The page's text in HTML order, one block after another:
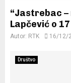
“Jastrebac
Lapčević o
Autor: RTK 16/12/
Društvo